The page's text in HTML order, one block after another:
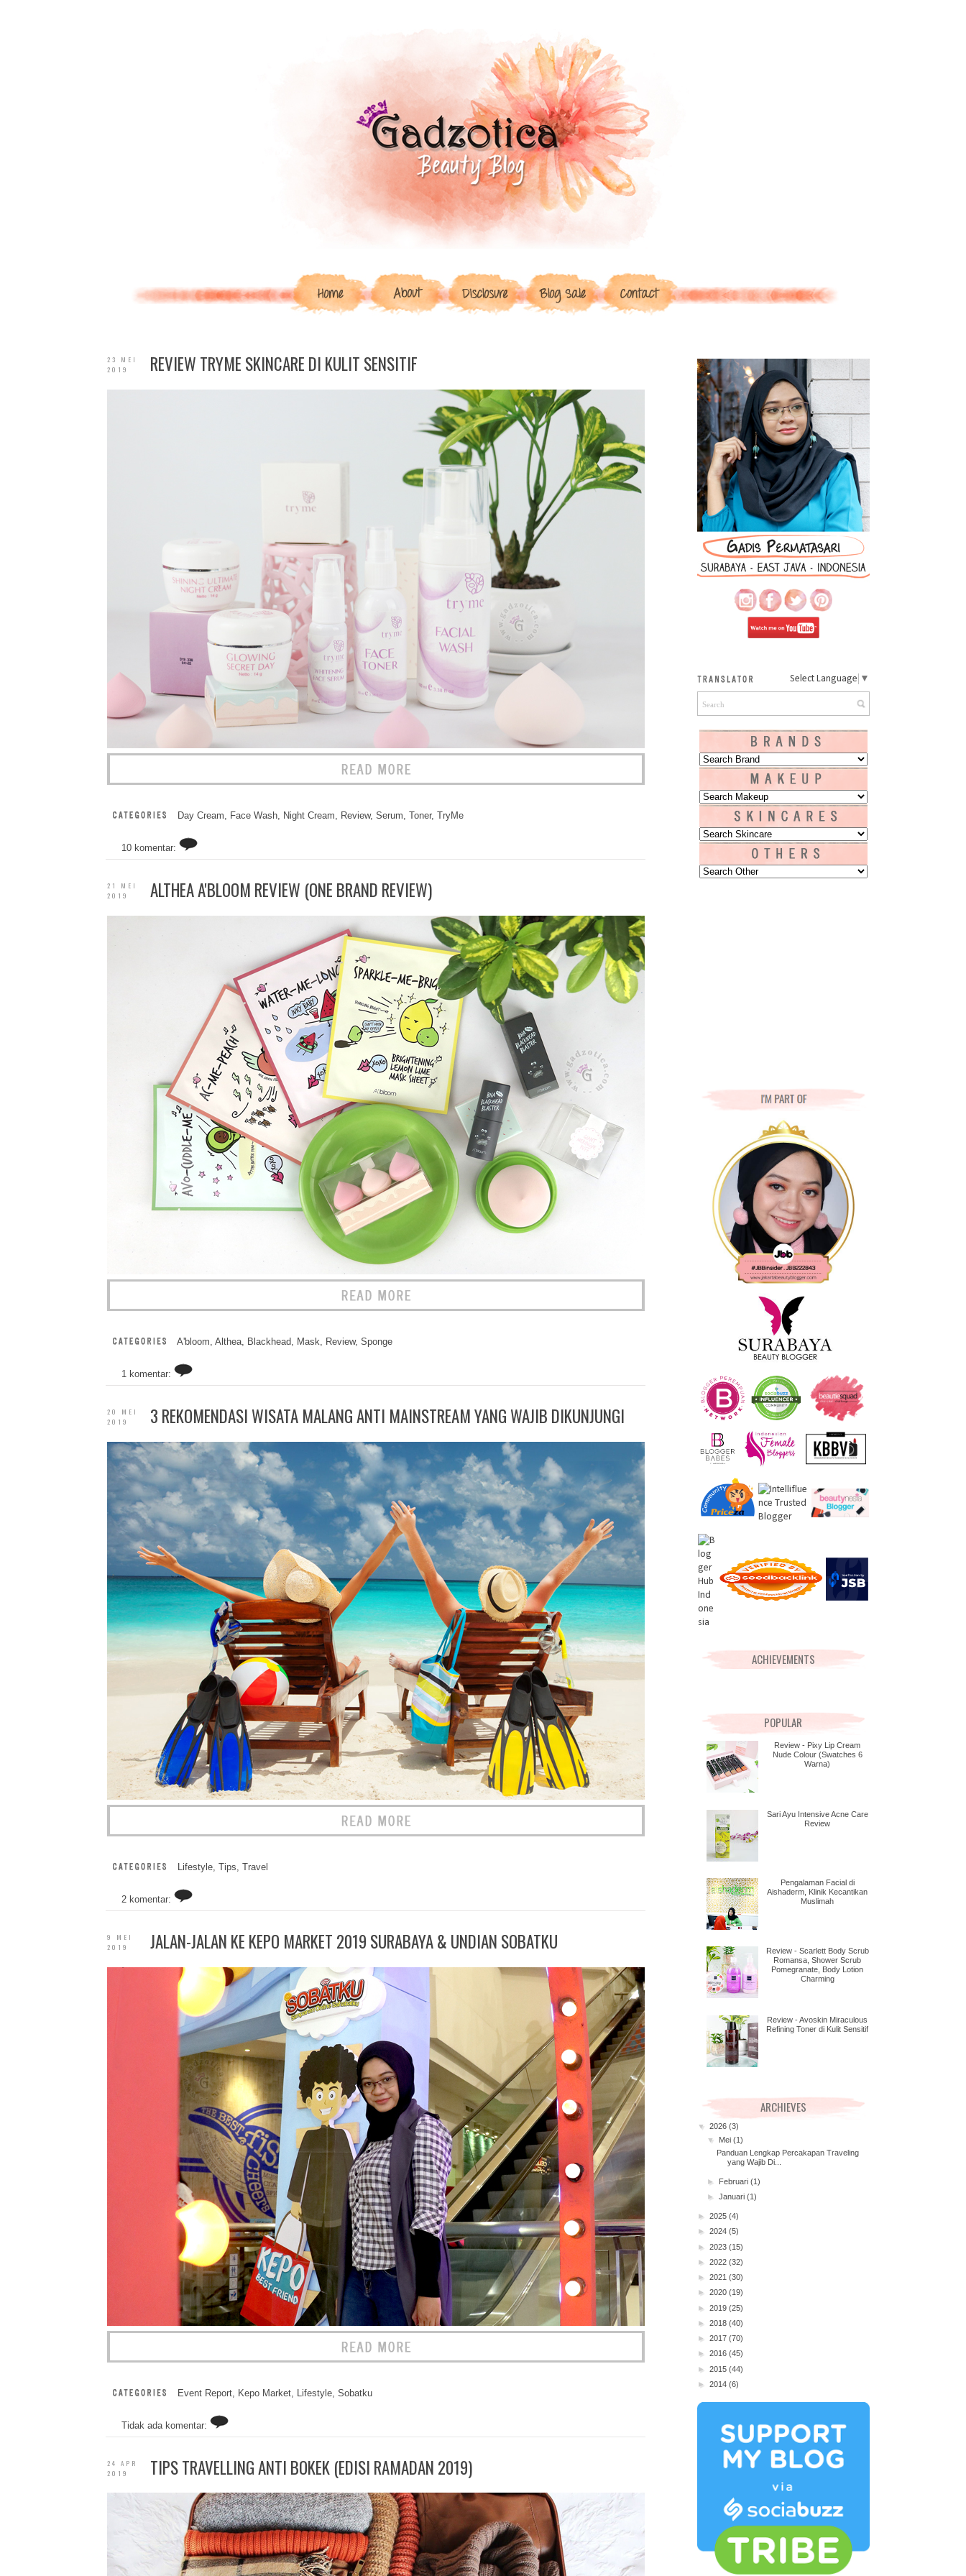
23 MEI
2019
REVIEW TRYME SKINCARE DI KULIT SENSITIF
Day Cream, Face Wash, Night Cream, Review, Serum, Toner, TryMe
10 komentar:
21 MEI
2019
ALTHEA A'BLOOM REVIEW (ONE BRAND REVIEW)
A'bloom Althea, Blackhead Mask Review, Sponge
1 komentar:
20 MEI
2019
3 REKOMENDASI WISATA MALANG ANTI MAINSTREAM YANG WAJIB DIKUNJUNGI
Lifestyle, Tips Travel
2 komentar:
9 MEI
2019
JALAN-JALAN KE KEPO MARKET 2019 SURABAYA & UNDIAN SOBATKU
Event Report, Kepo Market, Lifestyle, Sobatku
Tidak ada komentar:
24 APR
2019
TIPS TRAVELLING ANTI BOKEK (EDISI RAMADAN 2019)
Select Language ▼
ACHIEVEMENTS
POPULAR
Review - Pixy Lip Cream
Nude Colour (Swatches 6
Warna)
Sari Ayu Intensive Acne Care
Review
Pengalaman Facial di
Aishaderm, Klinik Kecantikan
Muslimah
Review - Scarlett Body Scrub
Romansa, Shower Scrub
Pomegranate, Body Lotion
Charming
Review - Avoskin Miraculous
Refining Toner di Kulit Sensitif
ARCHIEVES
▼ 2026 (3)
▼
Mei (1)
Panduan Lengkap Percakapan Traveling
yang Wajib Di...
► Februari (1)
► Januari (1)
► 2025 (4)
► 2024 (5)
► 2023 (15)
► 2022 (32)
► 2021 (30)
► 2020 (19)
► 2019 (25)
► 2018 (40)
► 2017 (70)
► 2016 (45)
► 2015 (44)
► 2014 (6)